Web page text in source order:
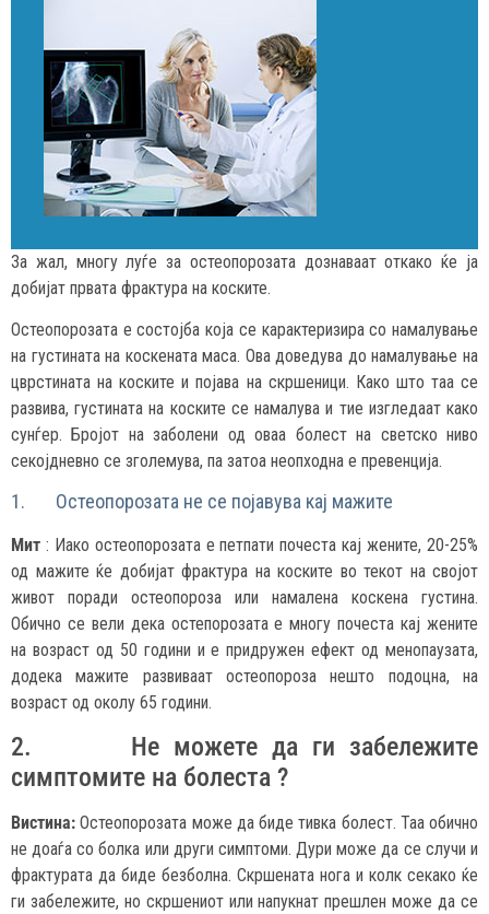
За жал, многу луѓе за остеопорозата дознаваат откако ќе ја
добијат првата фрактура на коските.
Остеопорозата е состојба која се карактеризира со намалување
на густината на коскената маса. Ова доведува до намалување на
цврстината на коските и појава на скршеници. Како што таа се
развива, густината на коските се намалува и тие изгледаат како
сунѓер. Бројот на заболени од оваа болест на светско ниво
секојдневно се зголемува, па затоа неопходна е превенција.
1. Остеопорозата не се појавува кај мажите
Мит : Иако остеопорозата е петпати почеста кај жените, 20-25%
од мажите ќе добијат фрактура на коските во текот на својот
живот поради остеопороза или намалена коскена густина.
Обично се вели дека остепорозата е многу почеста кај жените
на возраст од 50 години и е придружен ефект од менопаузата,
додека мажите развиваат остеопороза нешто подоцна, на
возраст од околу 65 години.
2. Не можете да ги забележите
симптомите на болеста ?
Вистина: Остеопорозата може да биде тивка болест. Таа обично
не доаѓа со болка или други симптоми. Дури може да се случи и
фрактурата да биде безболна. Скршената нога и колк секако ќе
ги забележите, но скршениот или напукнат прешлен може да се